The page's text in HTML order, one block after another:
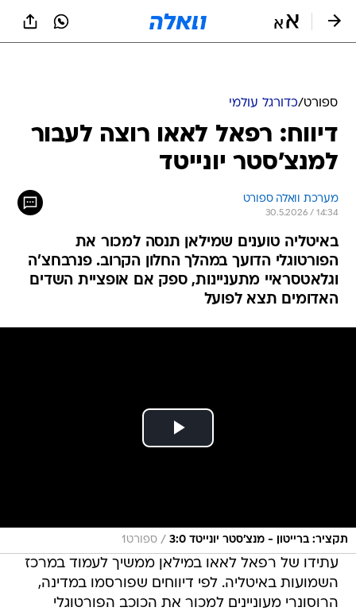
ספורט/כדורגל עולמי
דיווח: רפאל לאאו רוצה לעבור
למנצ'סטר יונייטד
מערכת וואלה ספורט
30.5.2026 / 14:34
באיטליה טוענים שמילאן תנסה למכור את
הפורטוגלי הדועך במהלך החלון הקרוב. פנרבחצ'ה
וגלאטסראיי מתעניינות, ספק אם אופציית השדים
האדומים תצא לפועל
תקציר: ברייטון - מנצ'סטר יונייטד 3:0 / ספורט1
עתידו של רפאל לאאו במילאן ממשיך לעמוד במרכז
השמועות באיטליה. לפי דיווחים שפורסמו במדינה,
הרוסונרי מעוניינים למכור את הכוכב הפורטוגלי